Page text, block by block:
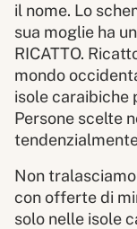
il nome. Lo
sua moglie ha
RICATTO.
mondo
isole caraibiche
Persone scelte
Non
con offerte di
solo nelle isole